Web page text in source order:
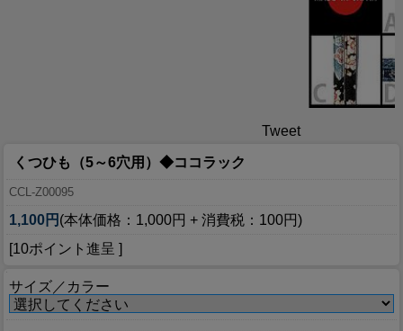
Tweet
くつひも（5～6穴用）◆ココラック
CCL-Z00095
1,100円 (本体価格：1,000円 + 消費税：100円)
[10ポイント進呈 ]
サイズ／カラー